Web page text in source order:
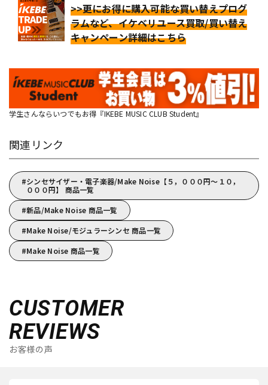
>>更にお得に購入可能な買い替えプログ
ラムなど、イケベリユース買取/買い替え
キャンペーン詳細はこちら
学生さんならいつでもお得『IKEBE MUSIC CLUB Student』
関連リンク
シンセサイザー・電子楽器/Make Noise【５，０００円～１０，
０００円】 商品一覧
新品/Make Noise 商品一覧
Make Noise/モジュラーシンセ 商品一覧
Make Noise 商品一覧
CUSTOMER
REVIEWS
お客様の声